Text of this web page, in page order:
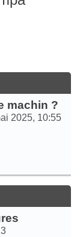
machin ?
2025, 10:55